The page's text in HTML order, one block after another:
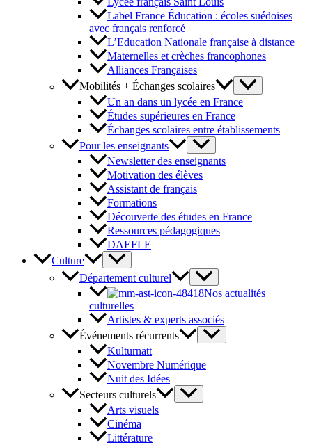
Label France Éducation : écoles suédoises
avec français renforcé
L’Education Nationale française à distance
Maternelles et crèches francophones
Alliances Françaises
Mobilités + Échanges scolaires
Un an dans un lycée en France
Études supérieures en France
Échanges scolaires entre établissements
Pour les enseignants
Newsletter des enseignants
Motivation des élèves
Assistant de français
Formations
Découverte des études en France
Ressources pédagogiques
DAEFLE
Culture
Département culturel
Nos actualités
culturelles
Artistes & experts associés
Événements récurrents
Kulturnatt
Novembre Numérique
Nuit des Idées
Secteurs culturels
Arts visuels
Cinéma
Littérature